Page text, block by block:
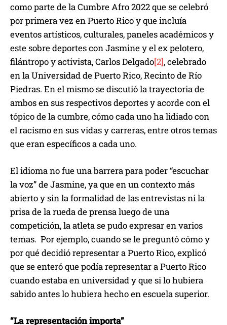
como parte de la Cumbre Afro 2022 que se celebró
por primera vez en Puerto Rico y que incluía
eventos artísticos, culturales, paneles académicos y
este sobre deportes con Jasmine y el ex pelotero,
filántropo y activista, Carlos Delgado[2], celebrado
en la Universidad de Puerto Rico, Recinto de Río
Piedras. En el mismo se discutió la trayectoria de
ambos en sus respectivos deportes y acorde con el
tópico de la cumbre, cómo cada uno ha lidiado con
el racismo en sus vidas y carreras, entre otros temas
que eran específicos a cada uno.
El idioma no fue una barrera para poder “escuchar
la voz” de Jasmine, ya que en un contexto más
abierto y sin la formalidad de las entrevistas ni la
prisa de la rueda de prensa luego de una
competición, la atleta se pudo expresar en varios
temas. Por ejemplo, cuando se le preguntó cómo y
por qué decidió representar a Puerto Rico, explicó
que se enteró que podía representar a Puerto Rico
cuando estaba en universidad y que si lo hubiera
sabido antes lo hubiera hecho en escuela superior.
“La representación importa”